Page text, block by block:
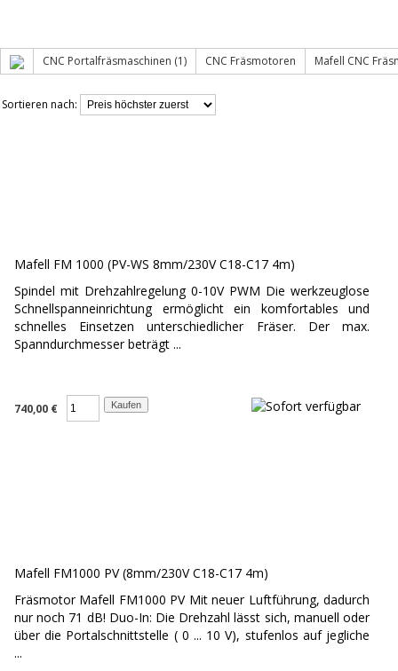
CNC Portalfräsmaschinen (1) CNC Fräsmotoren Mafell CNC
Sortieren nach:
Mafell FM 1000 (PV-WS 8mm/230V C18-C17 4m)
Spindel mit Drehzahlregelung 0-10V PWM Die werkzeuglose
Schnellspanneinrichtung ermöglicht ein komfortables und
schnelles Einsetzen unterschiedlicher Fräser. Der max.
Spanndurchmesser beträgt ...
740,00 €
Mafell FM1000 PV (8mm/230V C18-C17 4m)
Fräsmotor Mafell FM1000 PV Mit neuer Luftführung, dadurch
nur noch 71 dB! Duo-In: Die Drehzahl lässt sich, manuell oder
über die Portalschnittstelle ( 0 ... 10 V), stufenlos auf jegliche
...